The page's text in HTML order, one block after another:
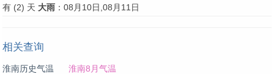
有 (2) 天 大雨 ：08月10日,08月11日
相关查询
淮南历史气温 淮南8月气温